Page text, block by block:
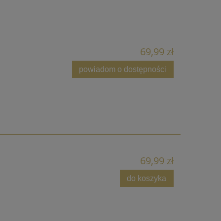
69,99 zł
powiadom o dostępności
69,99 zł
do koszyka